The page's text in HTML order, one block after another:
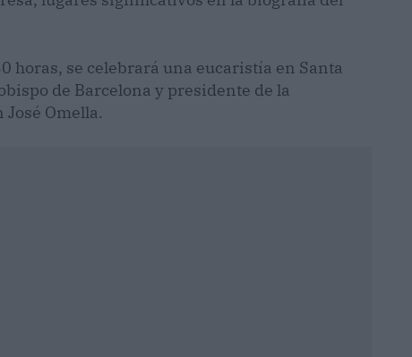
horas, se celebrará una eucaristía en Santa
de Barcelona y presidente de la
Omella.